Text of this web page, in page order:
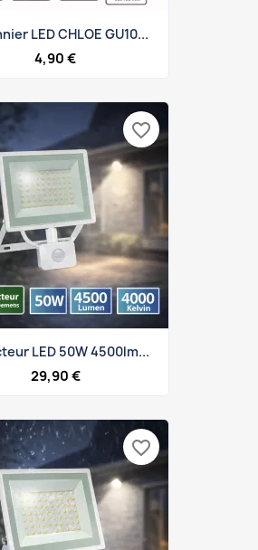
LED CHLOE GU10...
4,90 €
LED 50W 4500lm...
29,90 €
favorite_border
favorite_border